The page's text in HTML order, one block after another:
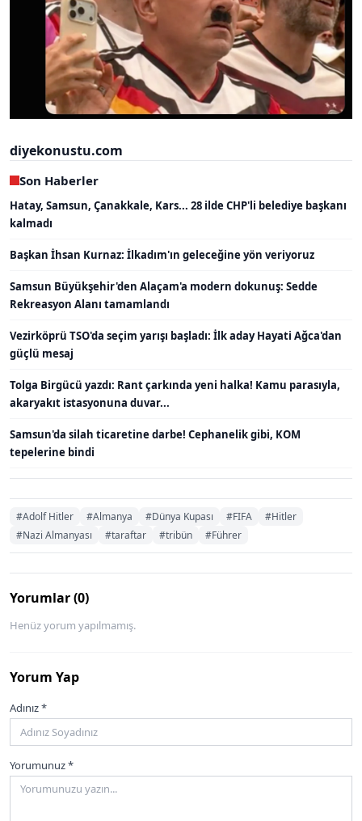
diyekonustu.com
Son Haberler
Hatay, Samsun, Çanakkale, Kars... 28 ilde CHP'li belediye başkanı
kalmadı
Başkan İhsan Kurnaz: İlkadım'ın geleceğine yön veriyoruz
Samsun Büyükşehir'den Alaçam'a modern dokunuş: Sedde
Rekreasyon Alanı tamamlandı
Vezirköprü TSO'da seçim yarışı başladı: İlk aday Hayati Ağca'dan
güçlü mesaj
Tolga Birgücü yazdı: Rant çarkında yeni halka! Kamu parasıyla,
akaryakıt istasyonuna duvar...
Samsun'da silah ticaretine darbe! Cephanelik gibi, KOM
tepelerine bindi
#Adolf Hitler #Almanya #Dünya Kupası #FIFA
#Hitler
#Nazi Almanyası
#taraftar #tribün #Führer
Yorumlar (0)
Henüz yorum yapılmamış.
Yorum Yap
Adınız *
Yorumunuz *